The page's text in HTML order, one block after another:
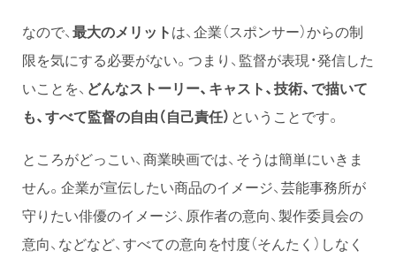
なので、最大のメリットは、企業（スポンサー）からの制
限を気にする必要がない。つまり、監督が表現・発信した
いことを、 どんなストーリー、キャスト、技術、で描いて
も、すべて監督の自由（自己責任） ということです。
ところがどっこい、商業映画では、そうは簡単にいきま
せん。企業が宣伝したい商品のイメージ、芸能事務所が
守りたい俳優のイメージ、原作者の意向、製作委員会の
意向、などなど、すべての意向を忖度（そんたく）しなく